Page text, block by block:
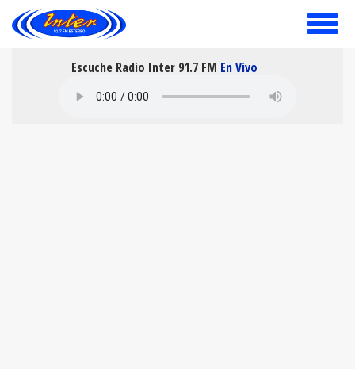
toggle
Escuche Radio Inter 91.7 FM En Vivo